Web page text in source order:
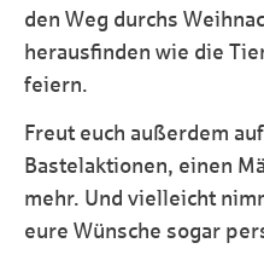
den Weg durchs
herausfinden wie die
feiern.
Freut euch außerdem
Bastelaktionen, einen
mehr. Und vielleicht
eure Wünsche sogar